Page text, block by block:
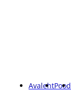
AvalehtPood